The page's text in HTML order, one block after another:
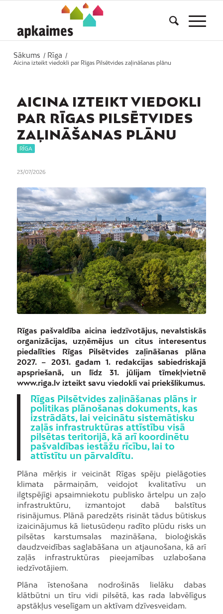
Sākums / Rīga
/
Aicina izteikt viedokli par Rīgas Pilsētvides zaļināšanas plānu
AICINA IZTEIKT VIEDOKLI
PAR RĪGAS PILSĒTVIDES
ZAĻINĀŠANAS PLĀNU
RĪGA
23/07/2026
Rīgas pašvaldība aicina iedzīvotājus, nevalstiskās
organizācijas, uzņēmējus un citus interesentus
piedalīties Rīgas Pilsētvides zaļināšanas plāna
2027. – 2031. gadam 1. redakcijas sabiedriskajā
apspriešanā, un līdz 31. jūlijam tīmekļvietnē
www.riga.lv izteikt savu viedokli vai priekšlikumus.
Rīgas Pilsētvides zaļināšanas plāns ir
politikas plānošanas dokuments, kas
izstrādāts, lai veicinātu sistemātisku
zaļās infrastruktūras attīstību visā
pilsētas teritorijā, kā arī koordinētu
pašvaldības iestāžu rīcību, lai to
attīstītu un pārvaldītu.
Plāna mērķis ir veicināt Rīgas spēju pielāgoties
klimata pārmaiņām, veidojot kvalitatīvu un
ilgtspējīgi apsaimniekotu publisko ārtelpu un zaļo
infrastruktūru, izmantojot dabā balstītus
risinājumus. Plānā paredzēts risināt tādus būtiskus
izaicinājumus kā lietusūdeņu radīto plūdu risks un
pilsētas karstumsalas mazināšana, bioloģiskās
daudzveidības saglabāšana un atjaunošana, kā arī
zaļās infrastruktūras pieejamības uzlabošana
iedzīvotājiem.
Plāna īstenošana nodrošinās lielāku dabas
klātbūtni un tīru vidi pilsētā, kas rada labvēlīgus
apstākļus veselīgam un aktīvam dzīvesveidam.